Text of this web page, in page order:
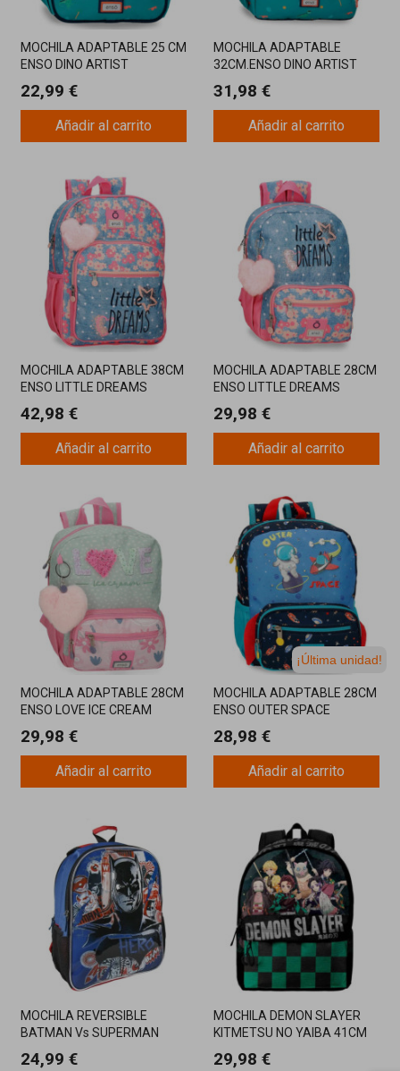
MOCHILA ADAPTABLE 25 CM
ENSO DINO ARTIST
22,99 €
Añadir al carrito
MOCHILA ADAPTABLE
32CM.ENSO DINO ARTIST
31,98 €
Añadir al carrito
MOCHILA ADAPTABLE 38CM
ENSO LITTLE DREAMS
42,98 €
Añadir al carrito
MOCHILA ADAPTABLE 28CM
ENSO LITTLE DREAMS
29,98 €
Añadir al carrito
MOCHILA ADAPTABLE 28CM
ENSO LOVE ICE CREAM
29,98 €
Añadir al carrito
¡Última unidad!
MOCHILA ADAPTABLE 28CM
ENSO OUTER SPACE
28,98 €
Añadir al carrito
MOCHILA REVERSIBLE
BATMAN Vs SUPERMAN
24,99 €
MOCHILA DEMON SLAYER
KITMETSU NO YAIBA 41CM
29,98 €